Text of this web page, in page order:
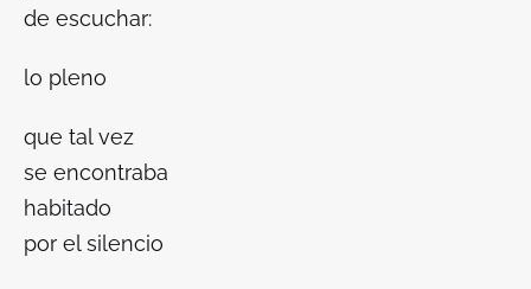
de escuchar:
lo pleno
que tal vez
se encontraba
habitado
por el silencio